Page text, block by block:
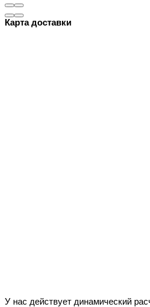
Карта доставки
У нас действует динамический